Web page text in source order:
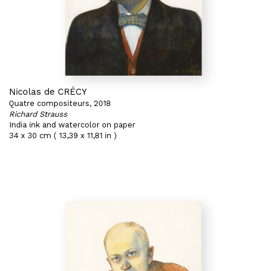
Nicolas de CRÉCY
Quatre compositeurs, 2018
Richard Strauss
India ink and watercolor on paper
34 x 30 cm ( 13,39 x 11,81 in )